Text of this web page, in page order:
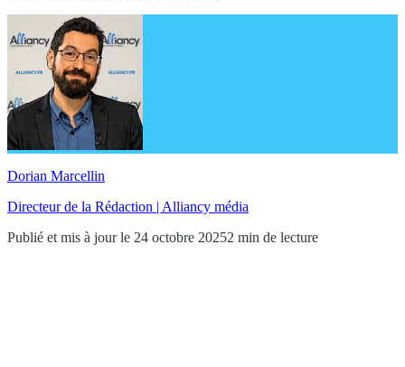
Dorian Marcellin
Directeur de la Rédaction | Alliancy média
Publié et mis à jour le 24 octobre 20252 min de lecture